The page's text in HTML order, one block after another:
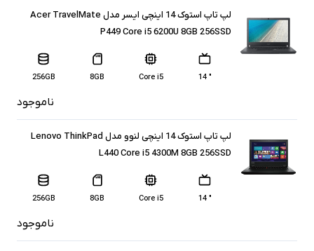
لپ تاپ استوک 14 اینچی ایسر مدل Acer TravelMate
P449 Core i5 6200U 8GB 256SSD
" 14
Core i5
8GB
256GB
ناموجود
لپ تاپ استوک 14 اینچی لنوو مدل Lenovo ThinkPad
L440 Core i5 4300M 8GB 256SSD
" 14
Core i5
8GB
256GB
ناموجود